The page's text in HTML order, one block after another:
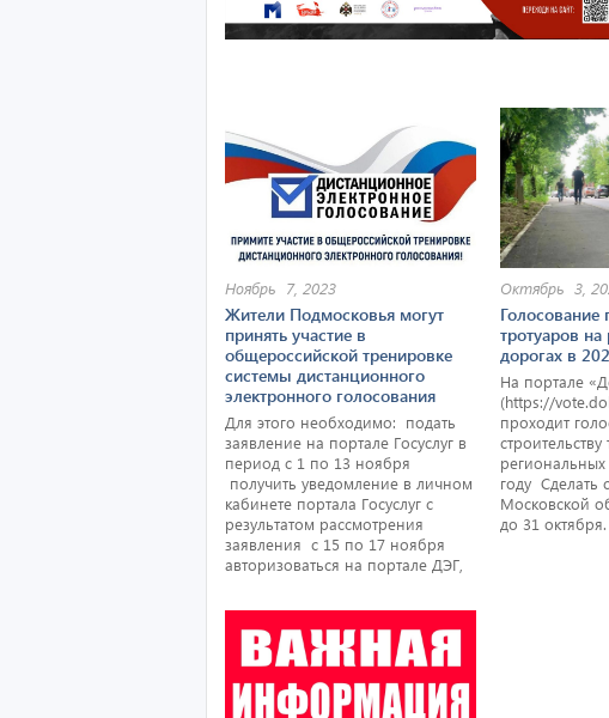
Ноябрь 7, 2023
Жители Подмосковья могут
принять участие в
общероссийской тренировке
системы дистанционного
электронного голосования
Для этого необходимо: подать
заявление на портале Госуслуг в
период с 1 по 13 ноября
получить уведомление в личном
кабинете портала Госуслуг с
результатом рассмотрения
заявления с 15 по 17 ноября
авторизоваться на портале ДЭГ,
Октябрь 3,
Голосование
тротуаров
дорогах в
На портале
(https://
проходит
году Сделать
Московской
до 31 октября.